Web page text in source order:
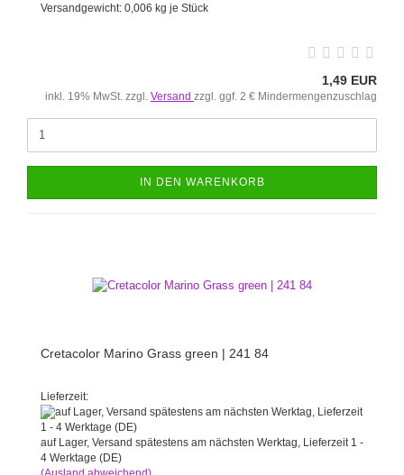
Versandgewicht: 0,006 kg je Stück
1,49 EUR
inkl. 19% MwSt. zzgl. Versand zzgl. ggf. 2 € Mindermengenzuschlag
IN DEN WARENKORB
Cretacolor Marino Grass green | 241 84
Lieferzeit:
auf Lager, Versand spätestens am nächsten Werktag, Lieferzeit 1 -
4 Werktage (DE)